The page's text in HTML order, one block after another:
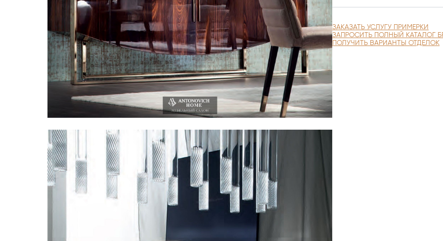
Центр итальянской мебели
ЗАКАЗАТЬ УСЛУГУ ПРИМЕРКИ
ЗАПРОСИТЬ ПОЛНЫЙ КАТАЛОГ
ПОЛУЧИТЬ ВАРИАНТЫ ОТДЕЛОК